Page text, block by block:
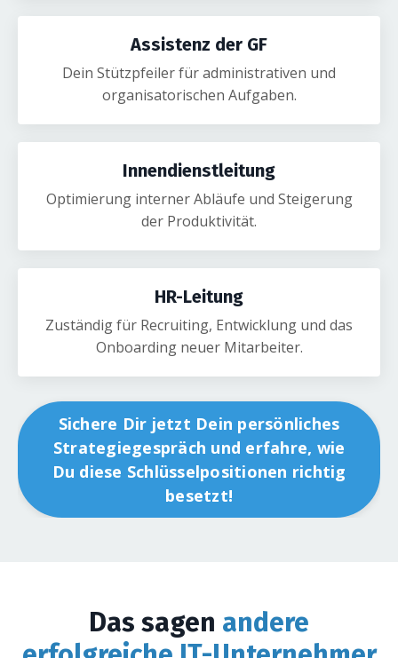
Assistenz der GF
Dein Stützpfeiler für administrativen und
organisatorischen Aufgaben.
Innendienstleitung
Optimierung interner Abläufe und Steigerung
der Produktivität.
HR-Leitung
Zuständig für Recruiting, Entwicklung und das
Onboarding neuer Mitarbeiter.
Sichere Dir jetzt Dein persönliches
Strategiegespräch und erfahre, wie
Du diese Schlüsselpositionen richtig
besetzt!
Das sagen andere